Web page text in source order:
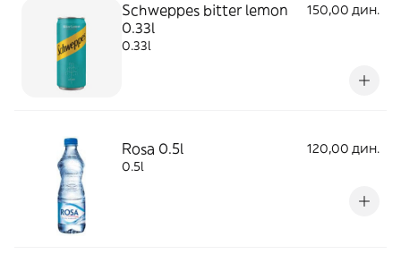
Schweppes bitter lemon
0.33l
150,00 дин.
0.33l
Rosa 0.5l
120,00 дин.
0.5l